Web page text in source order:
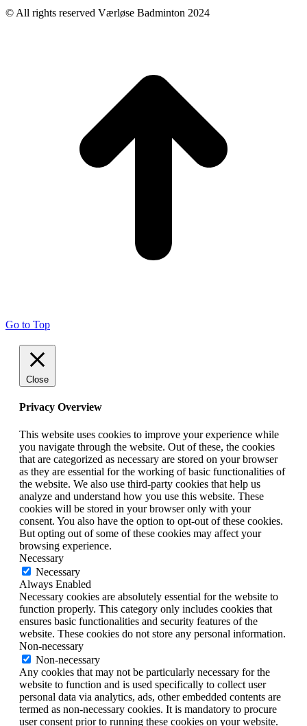
© All rights reserved Værløse Badminton 2024
Go to Top
Close
Privacy Overview
This website uses cookies to improve your experience while
you navigate through the website. Out of these, the cookies
that are categorized as necessary are stored on your browser
as they are essential for the working of basic functionalities of
the website. We also use third-party cookies that help us
analyze and understand how you use this website. These
cookies will be stored in your browser only with your
consent. You also have the option to opt-out of these cookies.
But opting out of some of these cookies may affect your
browsing experience.
Necessary
Necessary
Always Enabled
Necessary cookies are absolutely essential for the website to
function properly. This category only includes cookies that
ensures basic functionalities and security features of the
website. These cookies do not store any personal information.
Non-necessary
Non-necessary
Any cookies that may not be particularly necessary for the
website to function and is used specifically to collect user
personal data via analytics, ads, other embedded contents are
termed as non-necessary cookies. It is mandatory to procure
user consent prior to running these cookies on your website.